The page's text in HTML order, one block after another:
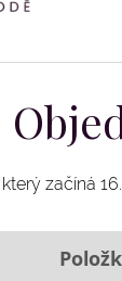
začíná